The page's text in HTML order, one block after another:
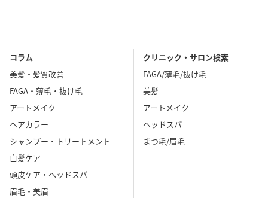
コラム
美髪・髪質改善
FAGA・薄毛・抜け毛
アートメイク
ヘアカラー
シャンプー・トリートメント
白髪ケア
頭皮ケア・ヘッドスパ
眉毛・美眉
クリニック・サロン検索
FAGA/薄毛/抜け毛
美髪
アートメイク
ヘッドスパ
まつ毛/眉毛